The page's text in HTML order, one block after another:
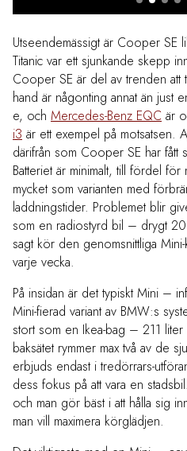
Utseendemässigt är Cooper SE
Titanic var ett sjunkande skepp
Cooper SE är del av trenden att
hand är någonting annat än just
e, och Mercedes-Benz EQC är
i3 är ett exempel på motsatsen.
därifrån som Cooper SE har fått
Batteriet är minimalt, till fördel
mycket som varianten med
laddningstider. Problemet blir
som en radiostyrd bil – drygt
sagt kör den genomsnittliga
varje vecka.
På insidan är det typiskt Mini –
Mini-fierad variant av BMW:s
stort som en Ikea-bag – 211
baksätet rymmer max två av de
erbjuds endast i tredörrars-
dess fokus på att vara en
och man gör bäst i att hålla sig
man vill maximera körglädjen.